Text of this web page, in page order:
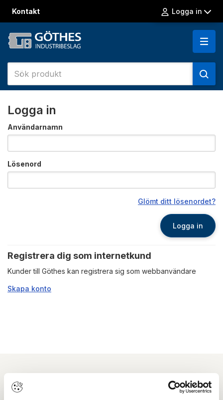
Kontakt Logga in
Logga in
Användarnamn
Lösenord
Glömt ditt lösenordet?
Logga in
Registrera dig som internetkund
Kunder till Göthes kan registrera sig som webbanvändare
Skapa konto